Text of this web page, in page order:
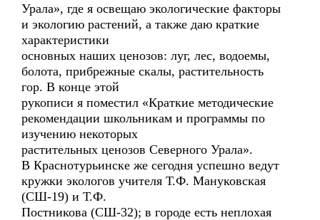
Урала», где я освещаю экологические факторы
и экологию растений, а также даю краткие
характеристики
основных наших ценозов: луг, лес, водоемы,
болота, прибрежные скалы, растительность
гор. В конце этой
рукописи я поместил «Краткие методические
рекомендации школьникам и программы по
изучению некоторых
растительных ценозов Северного Урала».
В Краснотурьинске же сегодня успешно ведут
кружки экологов учителя Т.Ф. Мануковская
(СШ-19) и Т.Ф.
Постникова (СШ-32); в городе есть неплохая